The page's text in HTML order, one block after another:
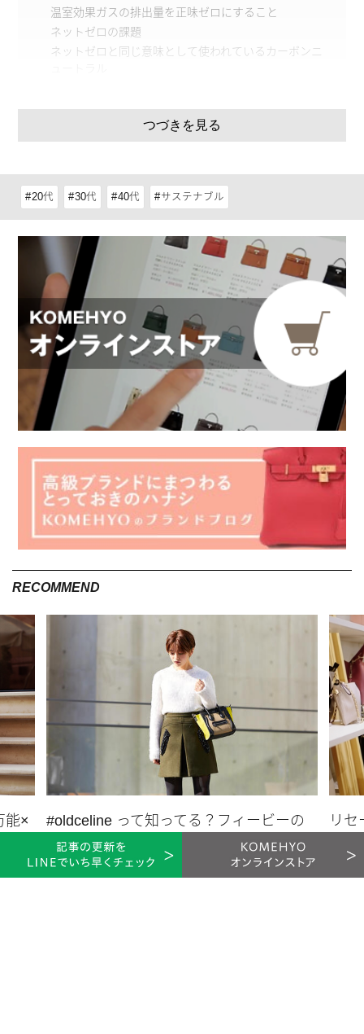
温室効果ガスの排出量を正味ゼロにすること
ネットゼロの課題
ネットゼロと同じ意味として使われているカーボンニ
日本の取り組み
ファッション業界の取り組み
カーボンニュートラルに取り組むファッションブランド
バーバリー（BURBERRY）
ネットゼロへの取り組みを行うファッション業界を意識
してみよう
ネットゼロとは
出典 : shutterstock
ネットゼロとは、温室効果ガスの排出が正味ゼロという意味を
持ちます。ここでは、ネットゼロについて解説するとともに、
課題や似た意味を持つカーボンニュートラルについて紹介しま
温室効果ガスの排出量を正味ゼロにすること
どの吸収量を差し引いて正味ゼロにするという意味です。この
ど、すべての排出ガスが含まれています。このネットゼロは新し
い温暖化対策として、2015年のパリ協定で採択されました。
パリ協定で決められた温暖化対策で、世界共通の目標が定めら
れました。具体的には、産業革命以前に比べて世界の平均気温
上昇を2℃より十分低く保ち、1.5℃以内に抑える努力をするこ
とが挙げられます。これは、世界の温室効果ガス排出量をでき
排出量と吸収量のバランスをとることを示しています。
各国の政府が2050年までに炭素排出量をネットゼロにするとい
う目標達成に向けて、気候変動の課題に立ち向かっています。
つづきを見る
20代 30代 40代 サステナブル
RECOMMEND
能×
#oldceline って知ってる？フィービーの
名作たちを讃えて♡
2019.01.10
リ
バッグ